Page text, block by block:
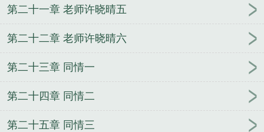
第二十一章 老师许晓晴五
第二十二章 老师许晓晴六
第二十三章 同情一
第二十四章 同情二
第二十五章 同情三